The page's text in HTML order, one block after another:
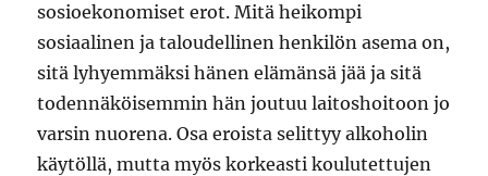
sosioekonomiset erot. Mitä heikompi
sosiaalinen ja taloudellinen henkilön asema on,
sitä lyhyemmäksi hänen elämänsä jää ja sitä
todennäköisemmin hän joutuu laitoshoitoon jo
varsin nuorena. Osa eroista selittyy alkoholin
käytöllä, mutta myös korkeasti koulutettujen